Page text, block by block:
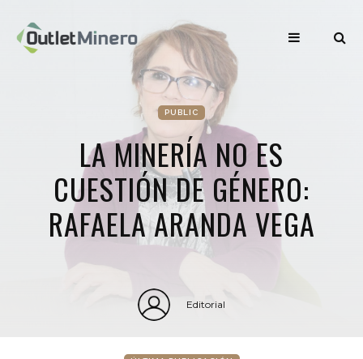
PUBLIC
LA MINERÍA NO ES
CUESTIÓN DE GÉNERO:
RAFAELA ARANDA VEGA
Editorial